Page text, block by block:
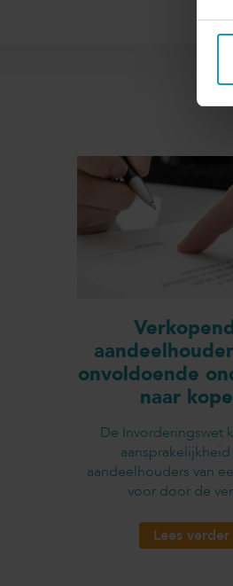
onvoldoende
naar
De Invorderingswet
aandeelhouders van
voor door de
Lees verder